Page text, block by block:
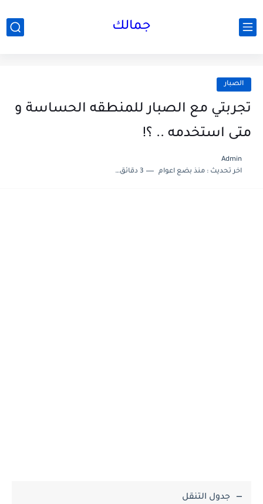
جمالك
الصبار
تجربتي مع الصبار للمنطقه الحساسة و
متى استخدمه .. ؟!
Admin
اخر تحديث :منذ بضع اعوام 3 دقائق للقراءة
جدول التنقل